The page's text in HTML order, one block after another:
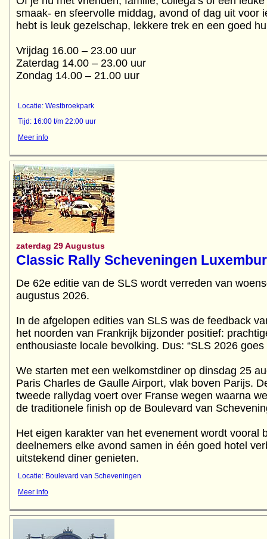
smaak- en sfeervolle middag, avond of dag uit voor
hebt is leuk gezelschap, lekkere trek en een goed
Vrijdag 16.00 – 23.00 uur
Zaterdag 14.00 – 23.00 uur
Zondag 14.00 – 21.00 uur
Locatie: Westbroekpark
Tijd: 16:00 t/m 22:00 uur
Meer info
zaterdag 29 Augustus
Classic Rally Scheveningen
De 62e editie van de SLS wordt verreden van
augustus 2026.
In de afgelopen edities van SLS was de feedback
het noorden van Frankrijk bijzonder positief:
enthousiaste locale bevolking. Dus: “SLS 2026 goes
We starten met een welkomstdiner op dinsdag 25
Paris Charles de Gaulle Airport, vlak boven Parijs.
tweede rallydag voert over Franse wegen waarna
de traditionele finish op de Boulevard van
Het eigen karakter van het evenement wordt vooral
deelnemers elke avond samen in één goed hotel
Locatie: Boulevard van Scheveningen
Meer info